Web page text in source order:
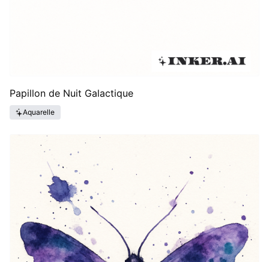
Papillon de Nuit Galactique
Aquarelle